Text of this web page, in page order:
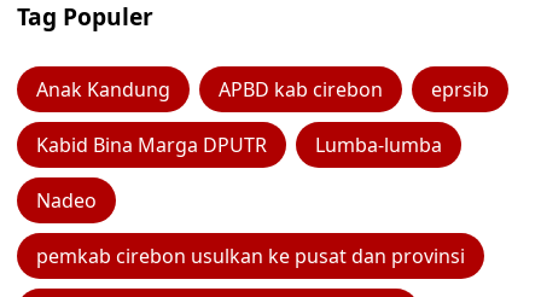
Tag Populer
Anak Kandung APBD kab cirebon eprsib
Kabid Bina Marga DPUTR Lumba-lumba
Nadeo
pemkab cirebon usulkan ke pusat dan provinsi